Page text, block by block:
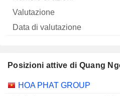
Posizioni attive di Quang
Società Posizione Inizio
HOA PHAT GROUP